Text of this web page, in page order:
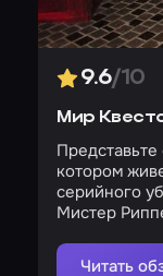
9.6/10
Мир
котором
серийного
Мистер
которые
Читать